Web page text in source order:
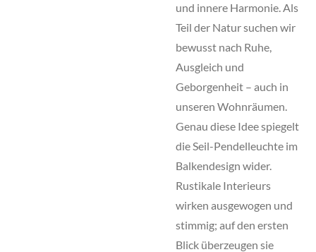
und innere Harmonie. Als
Teil der Natur suchen wir
bewusst nach Ruhe,
Ausgleich und
Geborgenheit – auch in
unseren Wohnräumen.
Genau diese Idee spiegelt
die Seil-Pendelleuchte im
Balkendesign wider.
Rustikale Interieurs
wirken ausgewogen und
stimmig; auf den ersten
Blick überzeugen sie